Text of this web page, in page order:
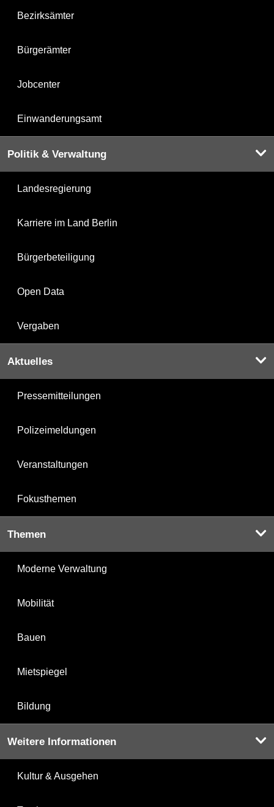
Bezirksämter
Bürgerämter
Jobcenter
Einwanderungsamt
Politik & Verwaltung
Landesregierung
Karriere im Land Berlin
Bürgerbeteiligung
Open Data
Vergaben
Aktuelles
Pressemitteilungen
Polizeimeldungen
Veranstaltungen
Fokusthemen
Themen
Moderne Verwaltung
Mobilität
Bauen
Mietspiegel
Bildung
Weitere Informationen
Kultur & Ausgehen